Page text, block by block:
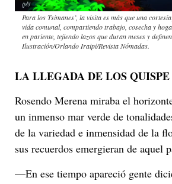
Para los Tsimanes’, la visita es más que una
vida comunal, compartiendo trabajo, cosecha y
en pariente, tejiendo lazos que duran meses y
Ilustración/Orlando Iraipi/Revista Nómadas.
LA LLEGADA DE LOS QUISPE
Rosendo Merena miraba el
un inmenso mar verde de
de la variedad e inmensidad de la
sus recuerdos emergieran de aquel
—En ese tiempo apareció gente